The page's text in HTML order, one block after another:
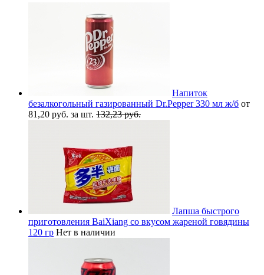
Напиток
безалкогольный газированный Dr.Pepper 330 мл ж/б от
81,20 руб. за шт. 132,23 руб.
Лапша быстрого
приготовления BaiXiang со вкусом жареной говядины
120 гр Нет в наличии